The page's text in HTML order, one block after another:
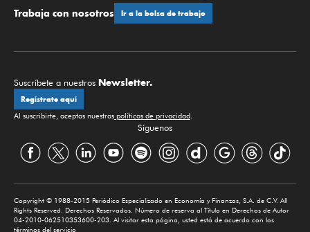
Trabaja con nosotros Ir a la bolsa de trabajo
Suscríbete a nuestros Newsletter.
Regístrate aquí
Al suscribirte, aceptas nuestras políticas de privacidad.
Síguenos
Copyright © 1988-2015 Periódico Especializado en Economía y Finanzas, S.A. de C.V. All
Rights Reserved. Derechos Reservados. Número de reserva al Título en Derechos de Autor
04-2010-062510353600-203. Al visitar esta página, usted está de acuerdo con los
términos del servicio